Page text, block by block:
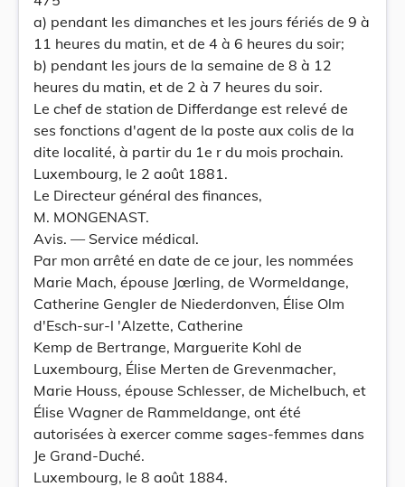
a) pendant les dimanches et les jours fériés de 9 à
11 heures du matin, et de 4 à 6 heures du soir;
b) pendant les jours de la semaine de 8 à 12
heures du matin, et de 2 à 7 heures du soir.
Le chef de station de Differdange est relevé de
ses fonctions d'agent de la poste aux colis de la
dite localité, à partir du 1e r du mois prochain.
Luxembourg, le 2 août 1881.
Le Directeur général des finances,
M. MONGENAST.
Avis. — Service médical.
Par mon arrêté en date de ce jour, les nommées
Marie Mach, épouse Jœrling, de Wormeldange,
Catherine Gengler de Niederdonven, Élise Olm
d'Esch-sur-l 'Alzette, Catherine
Kemp de Bertrange, Marguerite Kohl de
Luxembourg, Élise Merten de Grevenmacher,
Marie Houss, épouse Schlesser, de Michelbuch, et
Élise Wagner de Rammeldange, ont été
autorisées à exercer comme sages-femmes dans
Je Grand-Duché.
Luxembourg, le 8 août 1884.